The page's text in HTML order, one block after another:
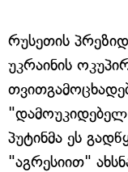
რუსეთის
უკრაინის
პუტინმა ეს
"აგრესიით"